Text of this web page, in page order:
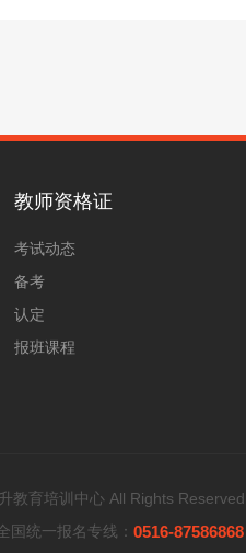
教师资格证
考试动态
备考
认定
报班课程
教育培训中心 All Rights Reserved.
国统一报名专线： 0516-87586868